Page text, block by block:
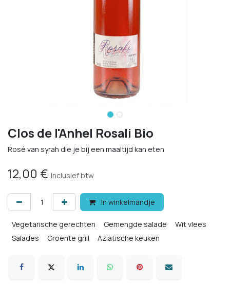
Clos de l'Anhel Rosali Bio
Rosé van syrah die je bij een maaltijd kan eten
12,00 € Inclusief btw
In winkelmandje
Vegetarische gerechten Gemengde salade
Wit vlees
Salades
Groente grill Aziatische keuken